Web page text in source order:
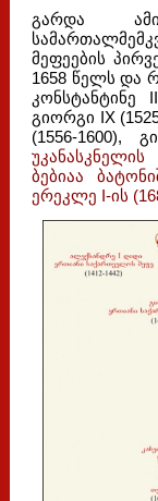
გარდა
მეფეების
1658 წელს და
კონსტანტინე
გიორგი IX
(1556-1600),
ბებიაა
ერეკლე I-ის